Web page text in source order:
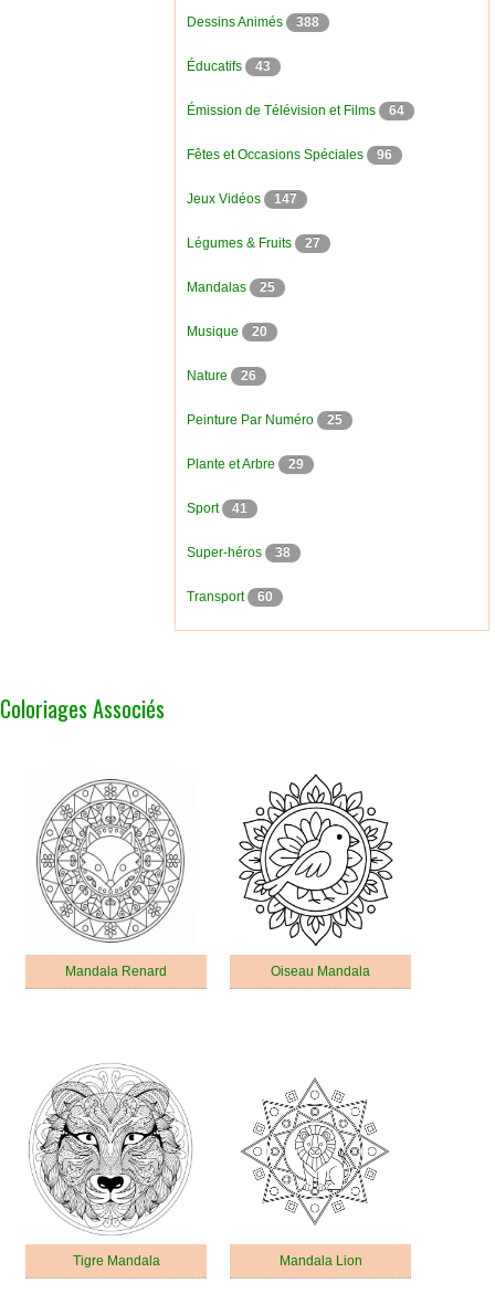
Dessins Animés 388
Éducatifs 43
Émission de Télévision et Films 64
Fêtes et Occasions Spéciales 96
Jeux Vidéos 147
Légumes & Fruits 27
Mandalas 25
Musique 20
Nature 26
Peinture Par Numéro 25
Plante et Arbre 29
Sport 41
Super-héros 38
Transport 60
Coloriages Associés
Mandala Renard Oiseau Mandala
Tigre Mandala Mandala Lion